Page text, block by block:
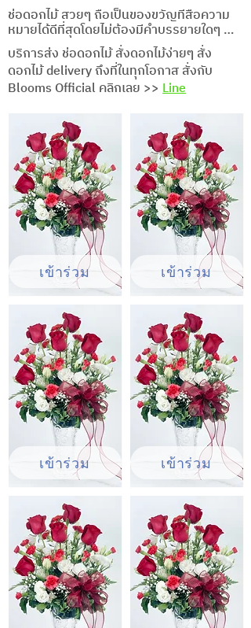
ช่อดอกไม้ สวยๆ ถือเป็นของขวัญที่สื่อความ
หมายได้ดีที่สุดโดยไม่ต้องมีคำบรรยายใดๆ
เป็นตัวแทนมอบความสุข ความห่วงใยในทุก
ช่วงเวลา ไม่ว่าจะเป็นช่ออวยพรวันเกิด ช่อวัน
ครบรอบ ช่อแสดงความยินดี ช่อดอกไม้รับ
ปริญญา ช่อเจ้าสาว ช่อดอกไม้ให้แฟน ช่อเซอร์
กุหลาบ ช่อดอกทานตะวัน โดยเฉพาะช่วง
เทศกาลสำคัญ เช่น วันวาเลนไทน์ ช่อดอกไม้
สดจะเป็นตัวเลือกอันดับ 1 ในการสั่งซื้อ
บริการส่ง ช่อดอกไม้ สั่งดอกไม้ง่ายๆ สั่ง
ดอกไม้ delivery ถึงที่ในทุกโอกาส สั่งกับ
Blooms Official คลิกเลย >> Line
เข้าร่วม
เข้าร่วม
เข้าร่วม
เข้าร่วม